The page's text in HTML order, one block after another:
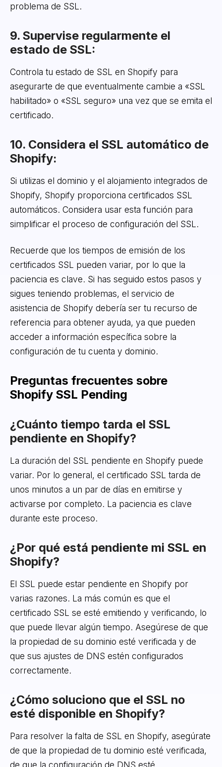
problema de SSL.
9. Supervise regularmente el
estado de SSL:
Controla tu estado de SSL en Shopify para
asegurarte de que eventualmente cambie a «SSL
habilitado» o «SSL seguro» una vez que se emita el
certificado.
10. Considera el SSL automático de
Shopify:
Si utilizas el dominio y el alojamiento integrados de
Shopify, Shopify proporciona certificados SSL
automáticos. Considera usar esta función para
simplificar el proceso de configuración del SSL.
Recuerde que los tiempos de emisión de los
certificados SSL pueden variar, por lo que la
paciencia es clave. Si has seguido estos pasos y
sigues teniendo problemas, el servicio de
asistencia de Shopify debería ser tu recurso de
referencia para obtener ayuda, ya que pueden
acceder a información específica sobre la
configuración de tu cuenta y dominio.
Preguntas frecuentes sobre
Shopify SSL Pending
¿Cuánto tiempo tarda el SSL
pendiente en Shopify?
La duración del SSL pendiente en Shopify puede
variar. Por lo general, el certificado SSL tarda de
unos minutos a un par de días en emitirse y
activarse por completo. La paciencia es clave
durante este proceso.
¿Por qué está pendiente mi SSL en
Shopify?
El SSL puede estar pendiente en Shopify por
varias razones. La más común es que el
certificado SSL se esté emitiendo y verificando, lo
que puede llevar algún tiempo. Asegúrese de que
la propiedad de su dominio esté verificada y de
que sus ajustes de DNS estén configurados
correctamente.
¿Cómo soluciono que el SSL no
esté disponible en Shopify?
Para resolver la falta de SSL en Shopify, asegúrate
de que la propiedad de tu dominio esté verificada,
de que la configuración de DNS esté